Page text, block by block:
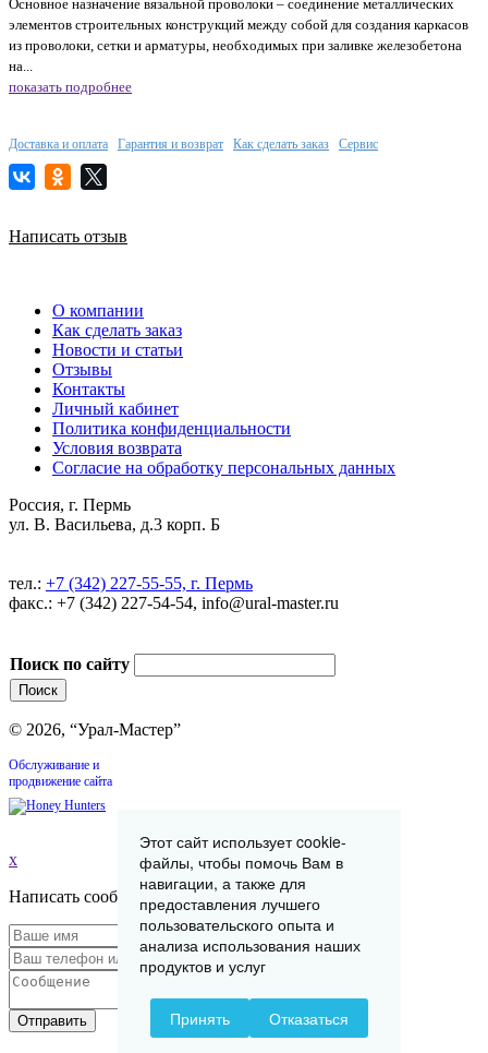
Основное назначение вязальной проволоки – соединение металлических
элементов строительных конструкций между собой для создания каркасов
из проволоки, сетки и арматуры, необходимых при заливке железобетона
на...
показать подробнее
Доставка и оплата Гарантия и возврат Как сделать заказ Сервис
Написать отзыв
О компании
Как сделать заказ
Новости и статьи
Отзывы
Контакты
Личный кабинет
Политика конфиденциальности
Условия возврата
Согласие на обработку персональных данных
Россия, г. Пермь
ул. В. Васильева, д.3 корп. Б
тел.: +7 (342) 227-55-55, г. Пермь
факс.: +7 (342) 227-54-54, info@ural-master.ru
Поиск по сайту
© 2026, “Урал-Мастер”
Обслуживание и
продвижение сайта
x
Написать сообщение
Отправить
Этот сайт использует cookie-
файлы, чтобы помочь Вам в
навигации, а также для
предоставления лучшего
пользовательского опыта и
анализа использования наших
продуктов и услуг
Принять Отказаться